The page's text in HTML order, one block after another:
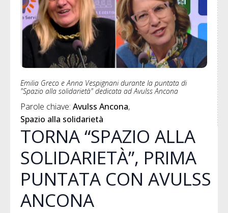
Emilia Greco e Anna Vespignani durante la puntata di
"Spazio alla solidarietà" dedicata ad Avulss Ancona
Parole chiave: Avulss Ancona
Spazio alla solidarietà
TORNA “SPAZIO ALLA
SOLIDARIETÀ”, PRIMA
PUNTATA CON AVULSS
ANCONA